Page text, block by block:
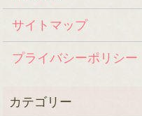
サイトマップ
プライバシーポリシー